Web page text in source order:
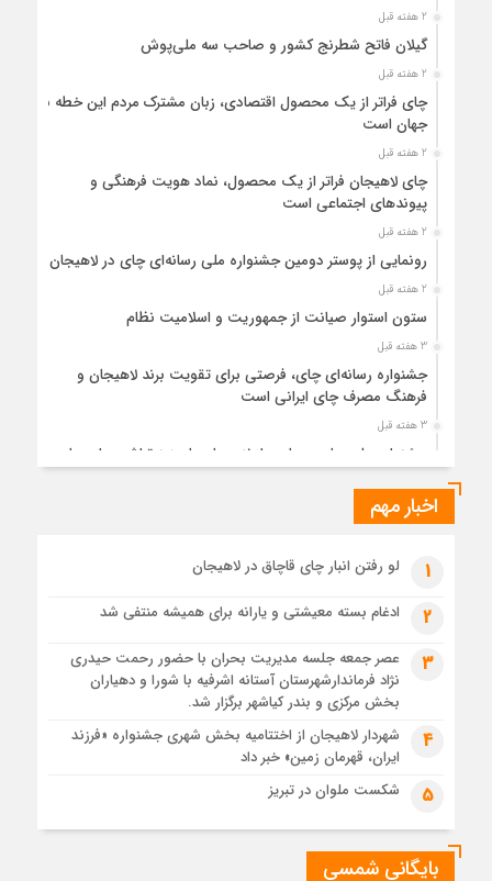
2 هفته قبل
گیلان فاتح شطرنج کشور و صاحب سه ملی‌پوش
2 هفته قبل
چای فراتر از یک محصول اقتصادی، زبان مشترک مردم این خطه با
جهان است
2 هفته قبل
چای لاهیجان فراتر از یک محصول، نماد هویت فرهنگی و
پیوندهای اجتماعی است
2 هفته قبل
رونمایی از پوستر دومین جشنواره ملی رسانه‌ای چای در لاهیجان
2 هفته قبل
ستون استوار صیانت از جمهوریت و اسلامیت نظام
3 هفته قبل
جشنواره رسانه‌ای چای، فرصتی برای تقویت برند لاهیجان و
فرهنگ مصرف چای ایرانی است
3 هفته قبل
جشنواره ملی چای، حمایت از لاهیجان یا هزینه‌تراشی برای چای
3 هفته قبل
3 هفته قبل
رئوف
تصاویر هوایی مراسم تشییع پیکر مطهر آقای شهید ایران – مشهد
مراسم تشییع پیکر مطهر آقای شهید ایران – مشهد
تصاویری از تراکم جمعیت حاضر در میدان ثورهالعشرین نجف
اشرف
اخبار مهم
1 لو رفتن انبار چای قاچاق در لاهیجان
2 ادغام بسته معیشتی و یارانه برای همیشه منتفی شد
3
عصر جمعه جلسه مدیریت بحران با حضور رحمت حیدری
نژاد فرماندارشهرستان آستانه اشرفیه با شورا و دهیاران
بخش مرکزی و بندر کیاشهر برگزار شد.
4
شهردار لاهیجان از اختتامیه بخش شهری جشنواره «فرزند
ایران، قهرمان زمین» خبر داد
5 شکست ملوان در تبریز
بایگانی شمسی